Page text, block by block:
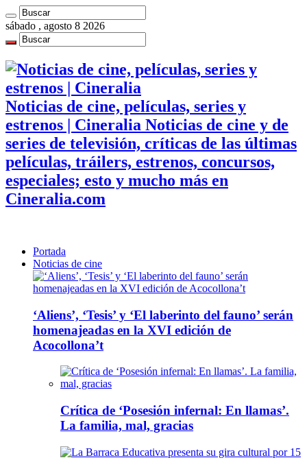
sábado , agosto 8 2026
Noticias de cine, películas, series y
estrenos | Cineralia Noticias de cine y de
series de televisión, críticas de las últimas
películas, tráilers, estrenos, concursos,
especiales; esto y mucho más en
Cineralia.com
Portada
Noticias de cine
‘Aliens’, ‘Tesis’ y ‘El laberinto del fauno’ serán
homenajeadas en la XVI edición de
Acocollona’t
Crítica de ‘Posesión infernal: En llamas’.
La familia, mal, gracias